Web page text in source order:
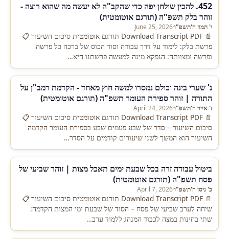
452. להכין שולחן יפה כדי שהקב"ה לא יעשה מה שהוא רוצה -
זוהר בלק תשפ"ה (תורגם אוטומטית)
י' תמוז ה'תשפ"ו·
June 25, 2026
📄 Download Transcript PDF תורגם אוטומטית סיכום השיעור 📋
פרשת בלק: לימוד על דרך עבודה וסוד הכוס של ברכה כל פרשה
ופרשה ומצוותה: הנפקא מינה למעשה פרשתנו היא…
נ' שערי בינה וכולם נמסרו למשה חוץ מאחד - הקדמת רמב"ן על
התורה | זוהר ספירת העומר תשפ"ה (תורגם אוטומטית)
ז' אייר ה'תשפ"ו·
April 24, 2026
📄 Download Transcript PDF תורגם אוטומטית סיכום השיעור 📋
סיכום השיעור – סדר של שבע פעמים שבע בספירת העומר הקדמה
השיעור הוא המשך לשני שיעורים קודמים על הסדר…
ביטול עבודה זרה בכל שבעת ימים תאכל מצות | זוהר שביעי של
פסח תשפ"ה (תורגם אוטומטית)
כ' ניסן ה'תשפ"ו·
April 7, 2026
📄 Download Transcript PDF תורגם אוטומטית סיכום השיעור 📋
שיחה לערב שביעי של פסח – הסוד של שבעת ימי המצות הקדמה:
שתי בחינות במצה לכבוד המנהג ללמוד ערב…